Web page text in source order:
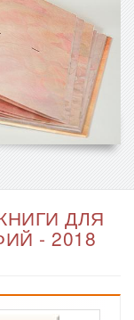
ДЛЯ
- 2018